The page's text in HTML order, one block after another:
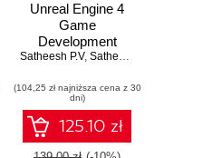
Unreal Engine 4
Game
Development
Essentials. Master
Unreal Engine 4 to
build stunning
video games
Satheesh P.V, Satheesh PV
(104,25 zł najniższa cena z 30
dni)
125.10 zł